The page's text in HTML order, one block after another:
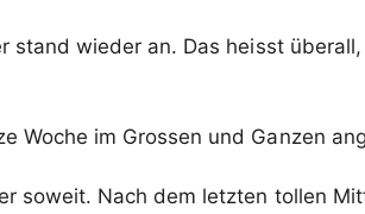
stand wieder an. Das heisst
Woche im Grossen und Ganzen
soweit. Nach dem letzten tollen